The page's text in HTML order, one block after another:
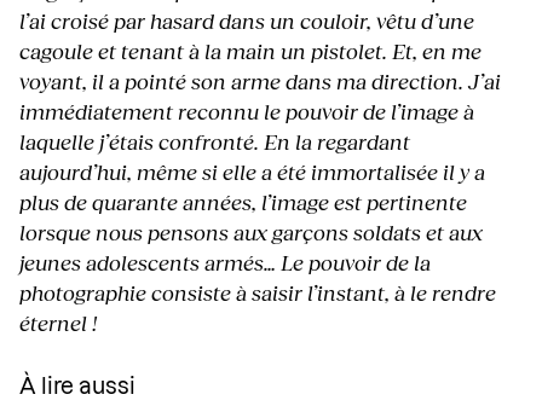
l’ai croisé par hasard dans un couloir, vêtu d’une
cagoule et tenant à la main un pistolet. Et, en me
voyant, il a pointé son arme dans ma direction. J’ai
immédiatement reconnu le pouvoir de l’image à
laquelle j’étais confronté. En la regardant
aujourd’hui, même si elle a été immortalisée il y a
plus de quarante années, l’image est pertinente
lorsque nous pensons aux garçons soldats et aux
jeunes adolescents armés… Le pouvoir de la
photographie consiste à saisir l’instant, à le rendre
éternel !
À lire aussi